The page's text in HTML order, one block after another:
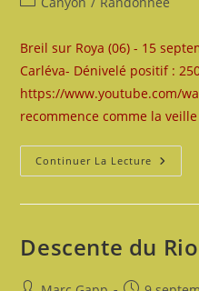
Breil sur Roya (06) - 15
Carléva- Dénivelé positif :
https://www.youtube.com/
recommence comme la
Continuer La Lecture
De
Descente du